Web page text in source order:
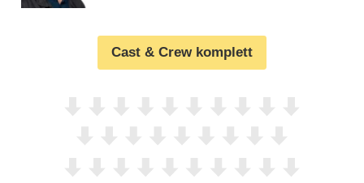
Cast & Crew komplett